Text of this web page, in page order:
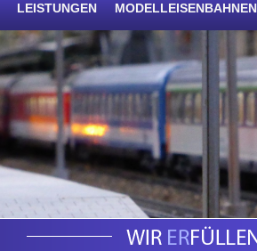
LEISTUNGEN MODELLEISENBAHNEN